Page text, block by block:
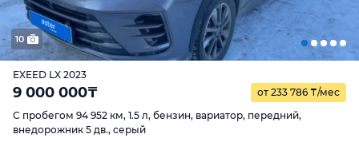
10
EXEED LX 2023
9 000 000₸ от 233 786 ₸/мес
С пробегом 94 952 км, 1.5 л, бензин, вариатор, передний,
внедорожник 5 дв., серый